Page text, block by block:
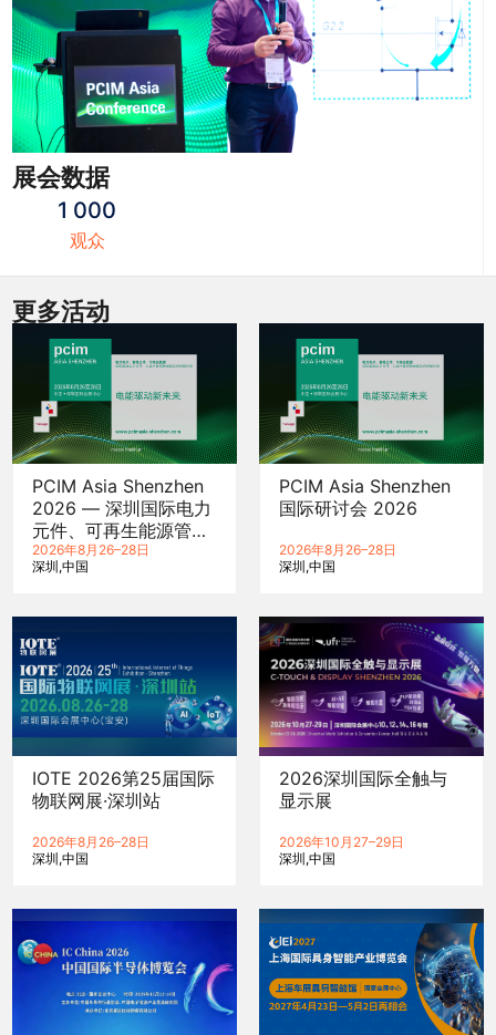
展会数据
1 000
观众
更多活动
PCIM Asia Shenzhen
2026 — 深圳国际电力
元件、可再生能源管理
展览会暨研讨会
2026年8月26–28日
深圳 中国
PCIM Asia Shenzhen
国际研讨会 2026
2026年8月26–28日
深圳 中国
IOTE 2026第25届国际
物联网展·深圳站
2026年8月26–28日
深圳 中国
2026深圳国际全触与
显示展
2026年10月27–29日
深圳 中国